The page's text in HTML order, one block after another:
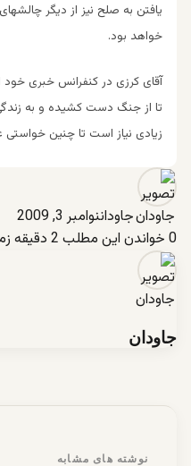
یافتن به صلح نیز از دیگر
خواهد بود.
آقای کرزی در کنفرانس خبری خود
تا از جنگ دست کشیده و به
زیادی نیاز است تا چنین
جاوداننوامبر 3, 2009
0 خواندن این مطلب 2 دقیقه زمان میبرد
جاودان
نوشته های مشابه